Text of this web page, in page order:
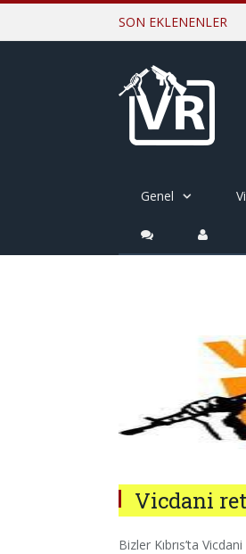
SON EKLENENLER
Genel
Vicdani
Bizler Kıbrıs’ta